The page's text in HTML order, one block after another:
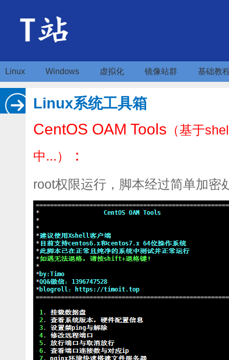
Linux Windows 虚拟化 镜像站群 基础教
Linux系统工具箱
CentOS OAM Tools （基于
中...）
：
root权限运行，脚本经过简单加密